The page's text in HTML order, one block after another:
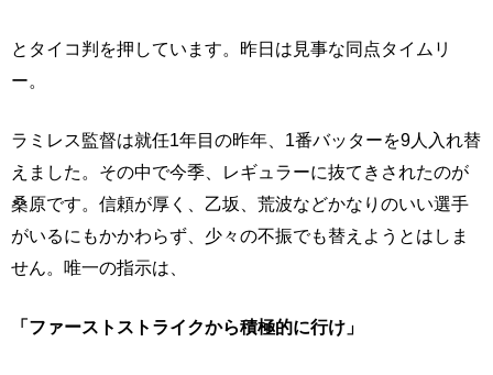
とタイコ判を押しています。昨日は見事な同点タイムリ
ー。
ラミレス監督は就任1年目の昨年、1番バッターを9人入れ替
えました。その中で今季、レギュラーに抜てきされたのが
桑原です。信頼が厚く、乙坂、荒波などかなりのいい選手
がいるにもかかわらず、少々の不振でも替えようとはしま
せん。唯一の指示は、
「ファーストストライクから積極的に行け」